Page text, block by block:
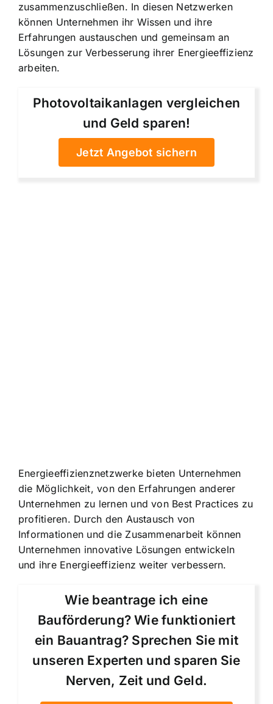
zusammenzuschließen. In diesen Netzwerken
können Unternehmen ihr Wissen und ihre
Erfahrungen austauschen und gemeinsam an
Lösungen zur Verbesserung ihrer Energieeffizienz
arbeiten.
Photovoltaikanlagen vergleichen
und Geld sparen!
Jetzt Angebot sichern
Energieeffizienznetzwerke bieten Unternehmen
die Möglichkeit, von den Erfahrungen anderer
Unternehmen zu lernen und von Best Practices zu
profitieren. Durch den Austausch von
Informationen und die Zusammenarbeit können
Unternehmen innovative Lösungen entwickeln
und ihre Energieeffizienz weiter verbessern.
Wie beantrage ich eine
Bauförderung? Wie funktioniert
ein Bauantrag? Sprechen Sie mit
unseren Experten und sparen Sie
Nerven, Zeit und Geld.